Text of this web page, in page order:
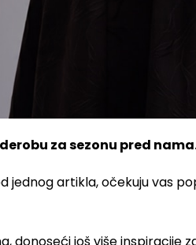
za sezonu pred
jednog artikla, očekuju vas
donoseći još više inspiracije